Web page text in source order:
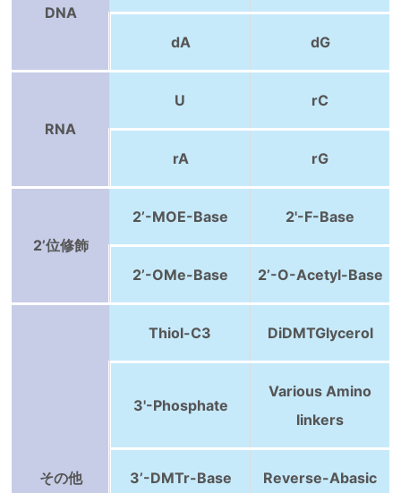
DNA
dA dG
RNA
U rC
rA rG
2’位修飾
2’-MOE-Base 2'-F-Base
2’-OMe-Base 2’-O-Acetyl-Base
その他
Thiol-C3 DiDMTGlycerol
3'-Phosphate
Various Amino
linkers
3’-DMTr-Base Reverse-Abasic